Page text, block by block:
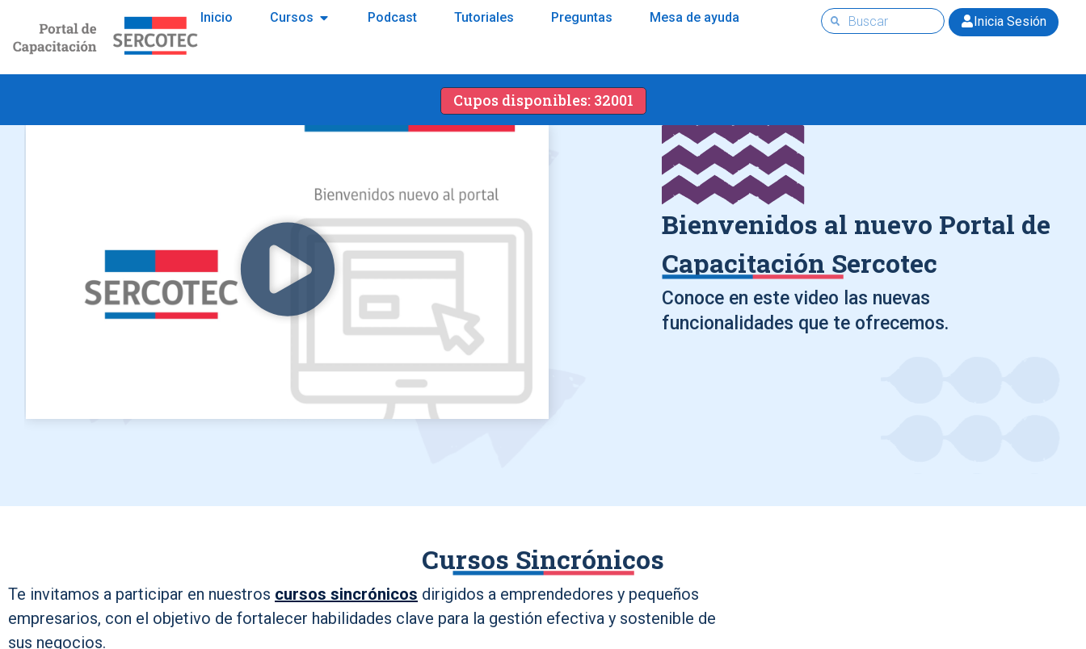
Inicio Cursos Podcast Tutoriales Preguntas Mesa de ayuda Inicia Sesión
Cupos disponibles: 32001
Bienvenidos al nuevo Portal de
Capacitación Sercotec
Conoce en este video las nuevas
funcionalidades que te ofrecemos.
Cursos Sincrónicos
Te invitamos a participar en nuestros cursos sincrónicos dirigidos a emprendedores y pequeños
empresarios, con el objetivo de fortalecer habilidades clave para la gestión efectiva y sostenible de
sus negocios.